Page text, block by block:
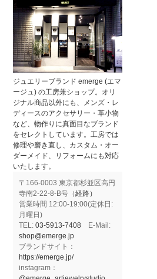
ジュエリーブランド emerge (エマ
ージュ) の工房兼ショップ。オリ
ジナル商品以外にも、メンズ・レ
ディースのアクセサリー・革小物
など、物作りに真面目なブランド
をセレクトしています。工房では
修理や磨き直し、カスタム・オー
ダーメイド、リフォームにも対応
いたします。
〒166-0003 東京都杉並区高円
寺南2-22-8-B号（経路）
営業時間 12:00-19:00(定休日:
月曜日)
TEL:03-5913-7408 E-Mail:
shop@emerge.jp
ブランドサイト：
https://emerge.jp/
instagram：